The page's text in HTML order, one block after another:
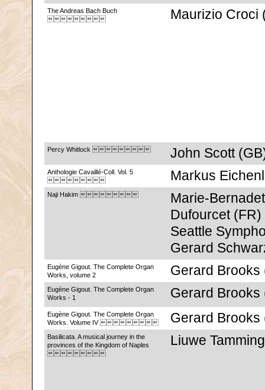
The Andreas Bach Buch
Maurizio Croci
Percy Whitlock John Scott
Anthologie Cavaillé-Coll. Vol. 5
Markus
Naji Hakim
Marie-
Dufourcet (FR)
Seattle
Gerard
Eugène Gigout. The Complete Organ
Works, volume 2
Gerard Brooks
Eugène Gigout. The Complete Organ
Works - 1
Gerard Brooks
Eugène Gigout. The Complete Organ
Works. Volume IV
Gerard Brooks
Basilicata. A musical journey in the
provinces of the Kingdom of Naples
Liuwe